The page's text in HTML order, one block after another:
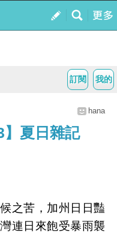
我的
訂閱
hana
】夏日雜記
之苦，加州日日豔
連日來飽受暴雨襲